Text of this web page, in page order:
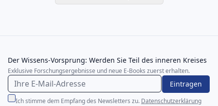
Der Wissens-Vorsprung: Werden Sie Teil des inneren Kreises
Exklusive Forschungsergebnisse und neue E-Books zuerst erhalten.
Eintragen
Ich stimme dem Empfang des Newsletters zu. Datenschutzerklärung